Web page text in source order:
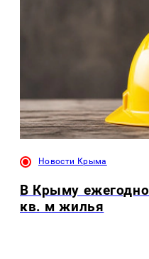
Новости Крыма
В Крыму
кв. м жилья